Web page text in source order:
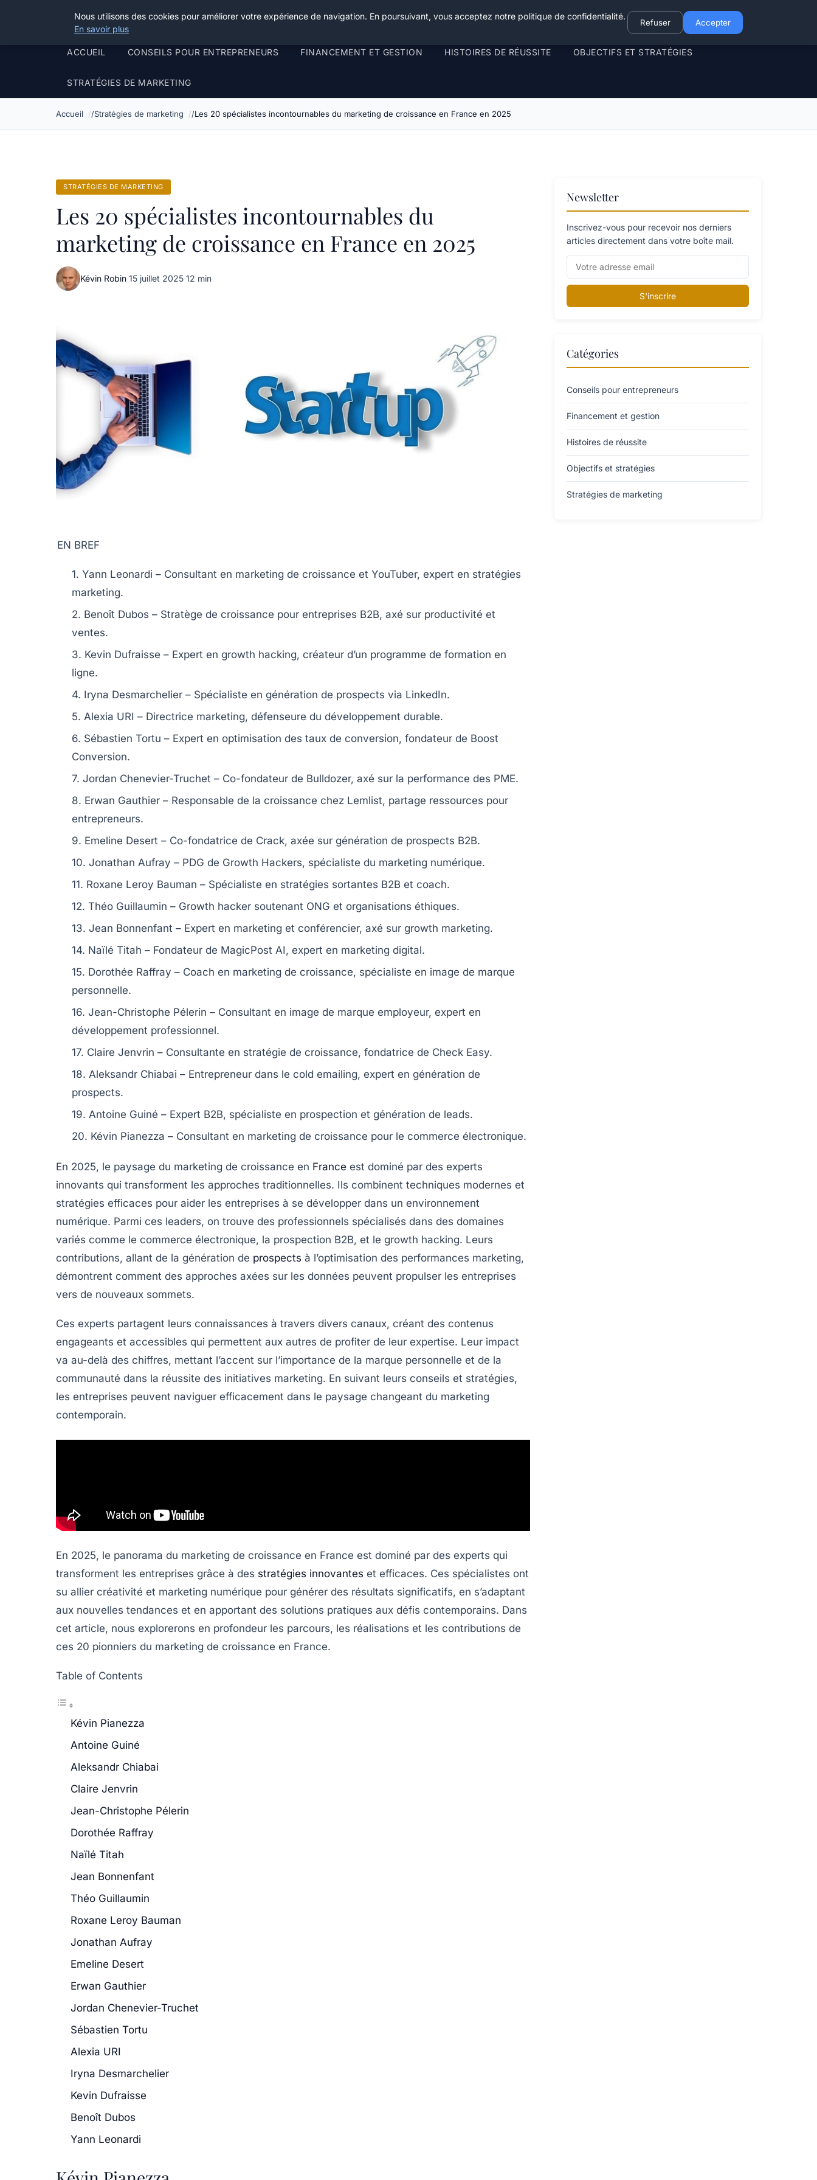
Henry Panky
ACCUEIL CONSEILS POUR ENTREPRENEURS FINANCEMENT ET GESTION HISTOIRES DE RÉUSSITE OBJECTIFS ET STRATÉGIES
STRATÉGIES DE MARKETING
Accueil Stratégies de marketing Les 20 spécialistes incontournables du marketing de croissance en France en 2025
STRATÉGIES DE MARKETING
Les 20 spécialistes incontournables du
marketing de croissance en France en 2025
Kévin Robin·15 juillet 2025·12 min
EN BREF
1. Yann Leonardi – Consultant en marketing de croissance et YouTuber, expert en stratégies
marketing.
2. Benoît Dubos – Stratège de croissance pour entreprises B2B, axé sur productivité et
ventes.
3. Kevin Dufraisse – Expert en growth hacking, créateur d’un programme de formation en
ligne.
4. Iryna Desmarchelier – Spécialiste en génération de prospects via LinkedIn.
5. Alexia URI – Directrice marketing, défenseure du développement durable.
6. Sébastien Tortu – Expert en optimisation des taux de conversion, fondateur de Boost
Conversion.
7. Jordan Chenevier-Truchet – Co-fondateur de Bulldozer, axé sur la performance des PME.
8. Erwan Gauthier – Responsable de la croissance chez Lemlist, partage ressources pour
entrepreneurs.
9. Emeline Desert – Co-fondatrice de Crack, axée sur génération de prospects B2B.
10. Jonathan Aufray – PDG de Growth Hackers, spécialiste du marketing numérique.
11. Roxane Leroy Bauman – Spécialiste en stratégies sortantes B2B et coach.
12. Théo Guillaumin – Growth hacker soutenant ONG et organisations éthiques.
13. Jean Bonnenfant – Expert en marketing et conférencier, axé sur growth marketing.
14. Naïlé Titah – Fondateur de MagicPost AI, expert en marketing digital.
15. Dorothée Raffray – Coach en marketing de croissance, spécialiste en image de marque
personnelle.
16. Jean-Christophe Pélerin – Consultant en image de marque employeur, expert en
développement professionnel.
17. Claire Jenvrin – Consultante en stratégie de croissance, fondatrice de Check Easy.
18. Aleksandr Chiabai – Entrepreneur dans le cold emailing, expert en génération de
prospects.
19. Antoine Guiné – Expert B2B, spécialiste en prospection et génération de leads.
20. Kévin Pianezza – Consultant en marketing de croissance pour le commerce électronique.
En 2025, le paysage du marketing de croissance en France est dominé par des experts
innovants qui transforment les approches traditionnelles. Ils combinent techniques modernes et
stratégies efficaces pour aider les entreprises à se développer dans un environnement
numérique. Parmi ces leaders, on trouve des professionnels spécialisés dans des domaines
variés comme le commerce électronique, la prospection B2B, et le growth hacking. Leurs
contributions, allant de la génération de prospects à l’optimisation des performances marketing,
démontrent comment des approches axées sur les données peuvent propulser les entreprises
vers de nouveaux sommets.
Ces experts partagent leurs connaissances à travers divers canaux, créant des contenus
engageants et accessibles qui permettent aux autres de profiter de leur expertise. Leur impact
va au-delà des chiffres, mettant l’accent sur l’importance de la marque personnelle et de la
communauté dans la réussite des initiatives marketing. En suivant leurs conseils et stratégies,
les entreprises peuvent naviguer efficacement dans le paysage changeant du marketing
contemporain.
En 2025, le panorama du marketing de croissance en France est dominé par des experts qui
transforment les entreprises grâce à des stratégies innovantes et efficaces. Ces spécialistes ont
su allier créativité et marketing numérique pour générer des résultats significatifs, en s’adaptant
aux nouvelles tendances et en apportant des solutions pratiques aux défis contemporains. Dans
cet article, nous explorerons en profondeur les parcours, les réalisations et les contributions de
ces 20 pionniers du marketing de croissance en France.
Table of Contents
Kévin Pianezza
Antoine Guiné
Aleksandr Chiabai
Claire Jenvrin
Jean-Christophe Pélerin
Dorothée Raffray
Naïlé Titah
Jean Bonnenfant
Théo Guillaumin
Roxane Leroy Bauman
Jonathan Aufray
Emeline Desert
Erwan Gauthier
Jordan Chenevier-Truchet
Sébastien Tortu
Alexia URI
Iryna Desmarchelier
Kevin Dufraisse
Benoît Dubos
Yann Leonardi
Newsletter
Inscrivez-vous pour recevoir nos derniers
articles directement dans votre boîte mail.
S'inscrire
Catégories
Conseils pour entrepreneurs
Financement et gestion
Histoires de réussite
Objectifs et stratégies
Stratégies de marketing
Nous utilisons des cookies pour améliorer votre expérience de navigation. En poursuivant, vous acceptez notre politique de confidentialité.
En savoir plus
Refuser Accepter